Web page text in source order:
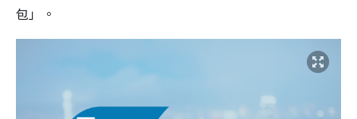
包」。